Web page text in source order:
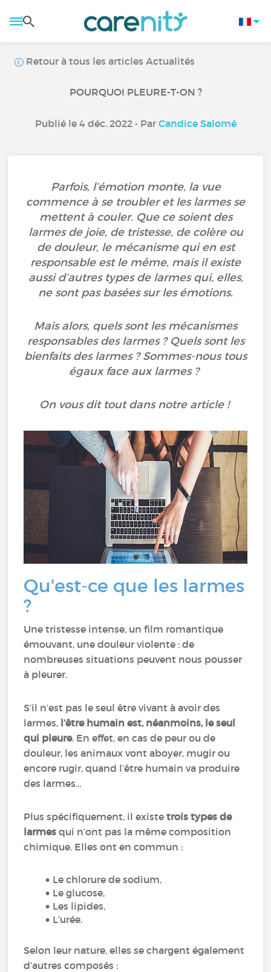
Retour à tous les articles Actualités
POURQUOI PLEURE-T-ON ?
Publié le 4 déc. 2022 • Par Candice Salomé
Parfois, l’émotion monte, la vue
commence à se troubler et les larmes se
mettent à couler. Que ce soient des
larmes de joie, de tristesse, de colère ou
de douleur, le mécanisme qui en est
responsable est le même, mais il existe
aussi d’autres types de larmes qui, elles,
ne sont pas basées sur les émotions.
Mais alors, quels sont les mécanismes
responsables des larmes ? Quels sont les
bienfaits des larmes ? Sommes-nous tous
égaux face aux larmes ?
On vous dit tout dans notre article !
Qu'est-ce que les larmes
?
Une tristesse intense, un film romantique
émouvant, une douleur violente : de
nombreuses situations peuvent nous pousser
à pleurer.
S’il n’est pas le seul être vivant à avoir des
larmes, l’être humain est, néanmoins, le seul
qui pleure. En effet, en cas de peur ou de
douleur, les animaux vont aboyer, mugir ou
encore rugir, quand l’être humain va produire
des larmes…
Plus spécifiquement, il existetrois types de
larmes qui n’ont pas la même composition
chimique. Elles ont en commun :
Le chlorure de sodium,
Le glucose,
Les lipides,
L’urée.
Selon leur nature, elles se chargent également
d’autres composés :